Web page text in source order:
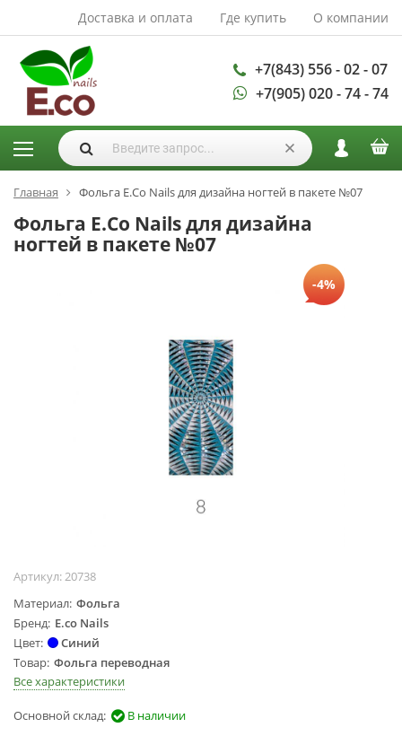
Доставка и оплата Где купить О компании
+7(843) 556 - 02 - 07
+7(905) 020 - 74 - 74
АКСЕССУАРЫ И
РАСХОДНЫЕ
МАТЕРИАЛЫ
Аксессуары
Запасные
лампы
Кисти
Одноразовая
продукция
Пилки
Аппараты для
маникюра и
педикюра
Инструменты
Лампа-лупа
Главная Фольга E.Co Nails для дизайна ногтей в пакете №07
Фольга E.Co Nails для дизайна
ногтей в пакете №07
-4%
Артикул:20738
Материал Фольга
Бренд E.co Nails
Цвет
Синий
Товар Фольга переводная
Все характеристики
Основной склад: В наличии